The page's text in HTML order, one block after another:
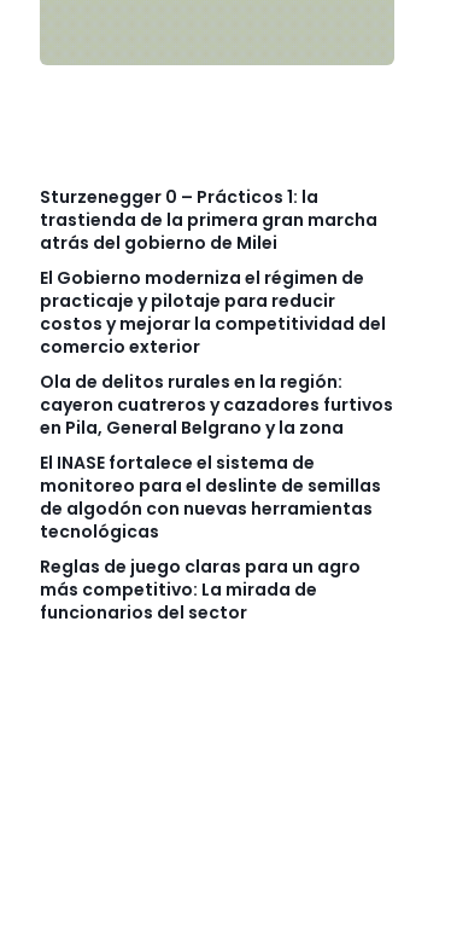
Sturzenegger 0 – Prácticos 1: la
trastienda de la primera gran marcha
atrás del gobierno de Milei
El Gobierno moderniza el régimen de
practicaje y pilotaje para reducir
costos y mejorar la competitividad del
comercio exterior
Ola de delitos rurales en la región:
cayeron cuatreros y cazadores furtivos
en Pila, General Belgrano y la zona
El INASE fortalece el sistema de
monitoreo para el deslinte de semillas
de algodón con nuevas herramientas
tecnológicas
Reglas de juego claras para un agro
más competitivo: La mirada de
funcionarios del sector